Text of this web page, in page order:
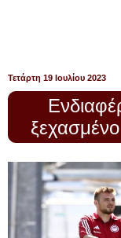
Τετάρτη 19 Ιουλίου 2023